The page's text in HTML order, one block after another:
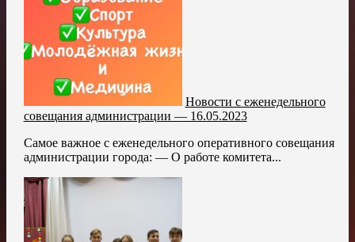
Новости с еженедельного
совещания администрации — 16.05.2023
Самое важное с еженедельного оперативного совещания
администрации города: — О работе комитета...